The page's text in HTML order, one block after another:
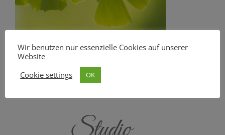
Wir benutzen nur essenzielle Cookies auf unserer
Website
Cookie settings
OK